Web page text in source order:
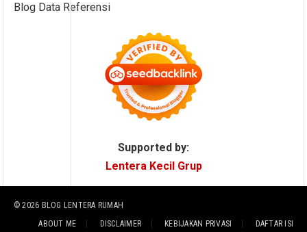
Blog Data Referensi
Supported by:
Lentera Kecil Grup
© 2026 BLOG LENTERA RUMAH
ABOUT ME
DISCLAIMER KEBIJAKAN PRIVASI DAFTAR ISI